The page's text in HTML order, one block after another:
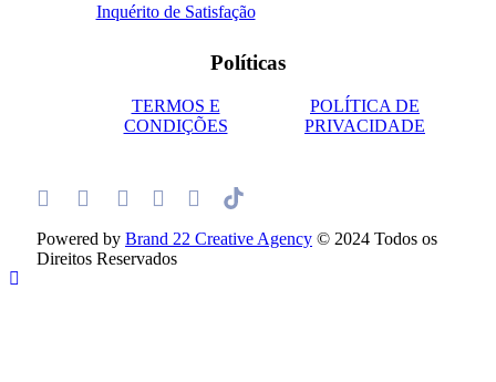
Inquérito de Satisfação
Políticas
TERMOS E
CONDIÇÕES
POLÍTICA DE
PRIVACIDADE
Powered by Brand 22 Creative Agency © 2024 Todos os
Direitos Reservados